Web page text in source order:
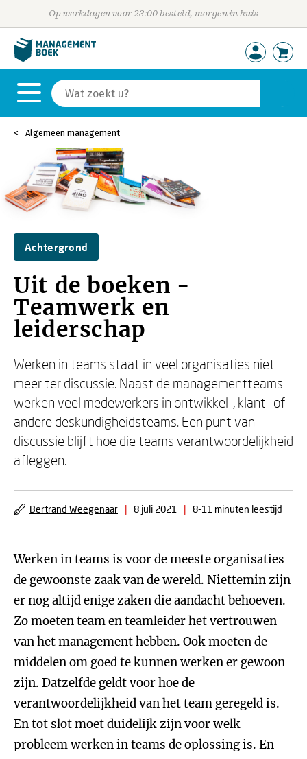
Op werkdagen voor 23:00 besteld, morgen in huis
Algemeen management
Achtergrond
Uit de boeken -
Teamwerk en
leiderschap
Werken in teams staat in veel organisaties niet
meer ter discussie. Naast de managementteams
werken veel medewerkers in ontwikkel-, klant- of
andere deskundigheidsteams. Een punt van
discussie blijft hoe die teams verantwoordelijkheid
afleggen.
Bertrand Weegenaar | 8 juli 2021 | 8-11 minuten leestijd
Werken in teams is voor de meeste organisaties
de gewoonste zaak van de wereld. Niettemin zijn
er nog altijd enige zaken die aandacht behoeven.
Zo moeten team en teamleider het vertrouwen
van het management hebben. Ook moeten de
middelen om goed te kunnen werken er gewoon
zijn. Datzelfde geldt voor hoe de
verantwoordelijkheid van het team geregeld is.
En tot slot moet duidelijk zijn voor welk
probleem werken in teams de oplossing is. En